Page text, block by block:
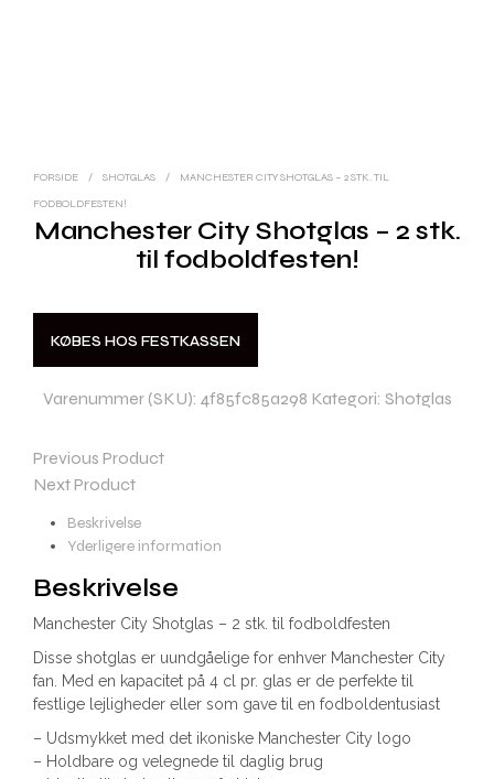
FORSIDE / SHOTGLAS /
MANCHESTER CITY SHOTGLAS – 2 STK. TIL
FODBOLDFESTEN!
Manchester City Shotglas – 2 stk.
til fodboldfesten!
KØBES HOS FESTKASSEN
Varenummer (SKU): 4f85fc85a298 Kategori: Shotglas
Previous Product
Next Product
Beskrivelse
Yderligere information
Beskrivelse
Manchester City Shotglas – 2 stk. til fodboldfesten
Disse shotglas er uundgåelige for enhver Manchester City
fan. Med en kapacitet på 4 cl pr. glas er de perfekte til
festlige lejligheder eller som gave til en fodboldentusiast
– Udsmykket med det ikoniske Manchester City logo
– Holdbare og velegnede til daglig brug